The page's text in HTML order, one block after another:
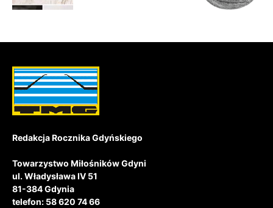
Redakcja Rocznika Gdyńskiego
Towarzystwo Miłośników Gdyni
ul. Władysława IV 51
81-384 Gdynia
telefon: 58 620 74 66